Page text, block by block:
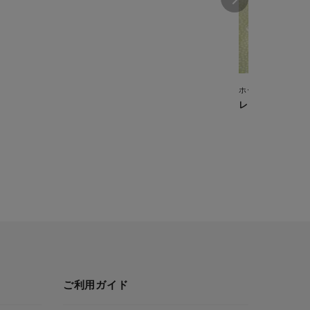
ホームベーカリー
レモンケーキ
ご利用ガイド